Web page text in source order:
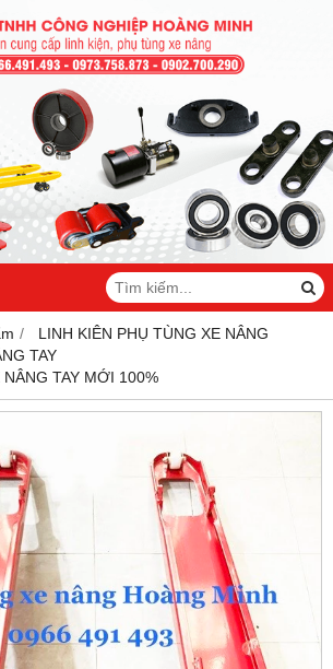
LINH KIÊN PHỤ TÙNG XE NÂNG
TAY
TAY MỚI 100%